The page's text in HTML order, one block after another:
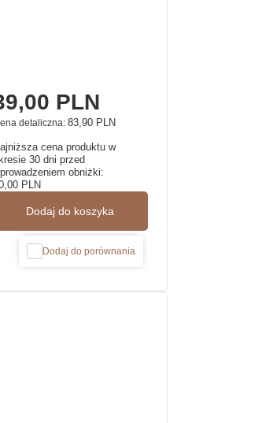
detaliczna:83,90 PLN
PLN
cena produktu w
30 dni przed
obniżki:
PLN
Dodaj do koszyka
Dodaj do porównania